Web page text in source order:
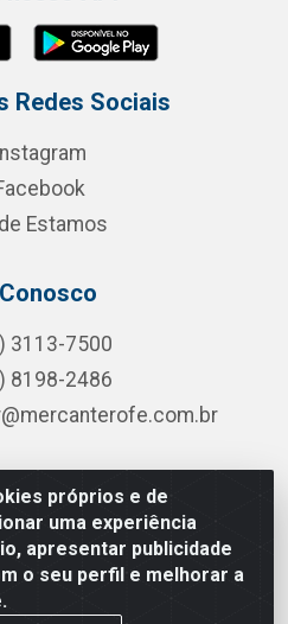
próprios e de
uma experiência
apresentar publicidade
o seu perfil e melhorar a
Redes Sociais
Instagram
Estamos
3113-7500
8198-2486
Ribeiro de Luna, 3777 -
PB - CEP 58081-400 -
0001-85